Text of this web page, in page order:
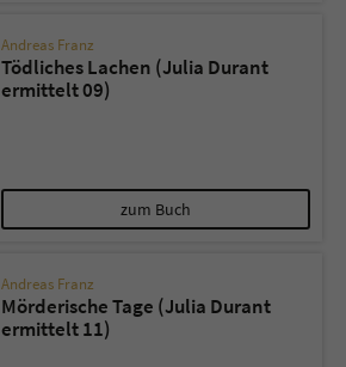
Andreas Franz
Tödliches Lachen (Julia Durant
ermittelt 09)
zum Buch
Andreas Franz
Mörderische Tage (Julia Durant
ermittelt 11)